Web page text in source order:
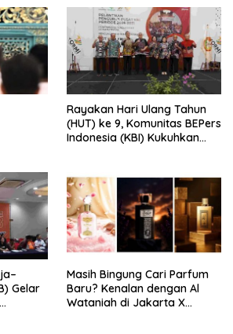
&
dan
dalam
Rayakan Hari Ulang Tahun
(HUT) ke 9, Komunitas BEPers
Indonesia (KBI) Kukuhkan
Tema: “Penguatan dan
Pengembangan Organisasi
KBI yang Berbasis Riset di
seluruh Indonesia dan
Mancanegara”.
Gelar
Masih Bingung Cari Parfum
Baru? Kenalan dengan Al
Wataniah di Jakarta X